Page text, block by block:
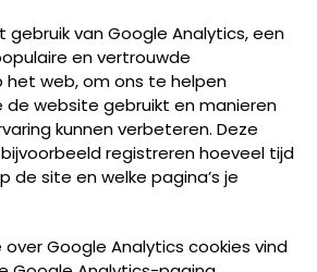
gebruik van Google Analytics, een
en vertrouwde
het web, om ons te helpen
de website gebruikt en manieren
kunnen verbeteren. Deze
registreren hoeveel tijd
de site en welke pagina’s je
Google Analytics cookies vind